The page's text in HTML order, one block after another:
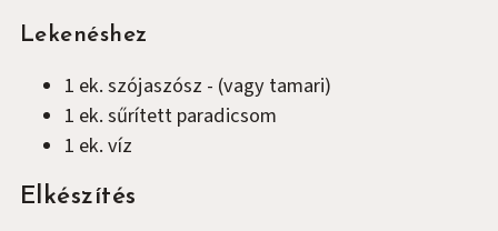
Lekenéshez
1 ek.szójaszósz - (vagy tamari)
1 ek.sűrített paradicsom
1 ek.víz
Elkészítés